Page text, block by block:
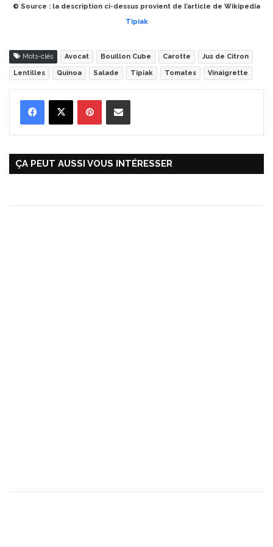
© Source : la description ci-dessus provient de l’article de Wikipedia
Tipiak
Mots-clés Avocat Bouillon Cube Carotte Jus de Citron
Lentilles Quinoa Salade Tipiak Tomates Vinaigrette
ÇA PEUT AUSSI VOUS INTÉRESSER